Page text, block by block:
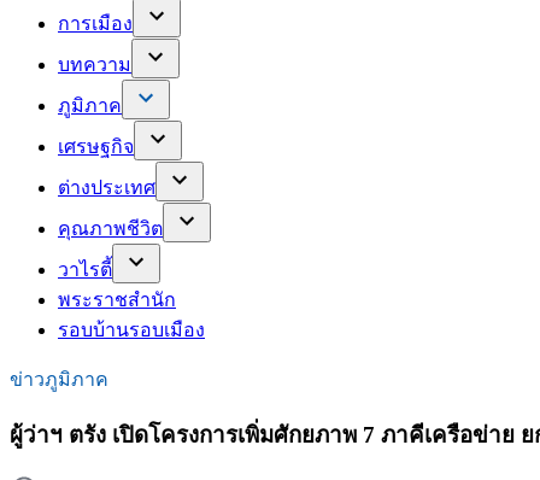
การเมือง
บทความ
ภูมิภาค
เศรษฐกิจ
ต่างประเทศ
คุณภาพชีวิต
วาไรตี้
พระราชสำนัก
รอบบ้านรอบเมือง
ข่าวภูมิภาค
ผู้ว่าฯ ตรัง เปิดโครงการเพิ่มศักยภาพ 7 ภาคีเครือข่าย